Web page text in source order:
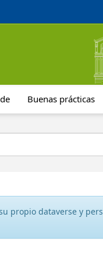
Buenas prácticas
propio dataverse y